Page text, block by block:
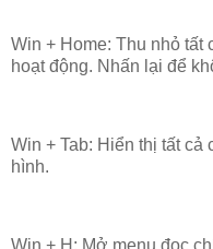
Win + Home: Thu nhỏ tất
hoạt động. Nhấn lại để
Win + Tab: Hiển thị tất
hình.
Win + H: Mở menu đọc